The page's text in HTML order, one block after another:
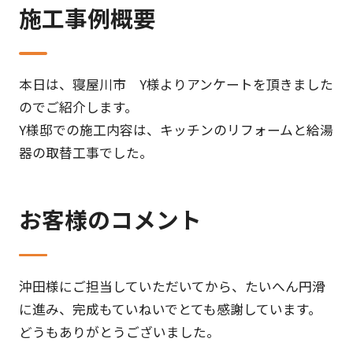
施工事例概要
本日は、寝屋川市 Y様よりアンケートを頂きました
のでご紹介します。
Y様邸での施工内容は、キッチンのリフォームと給湯
器の取替工事でした。
お客様のコメント
沖田様にご担当していただいてから、たいへん円滑
に進み、完成もていねいでとても感謝しています。
どうもありがとうございました。